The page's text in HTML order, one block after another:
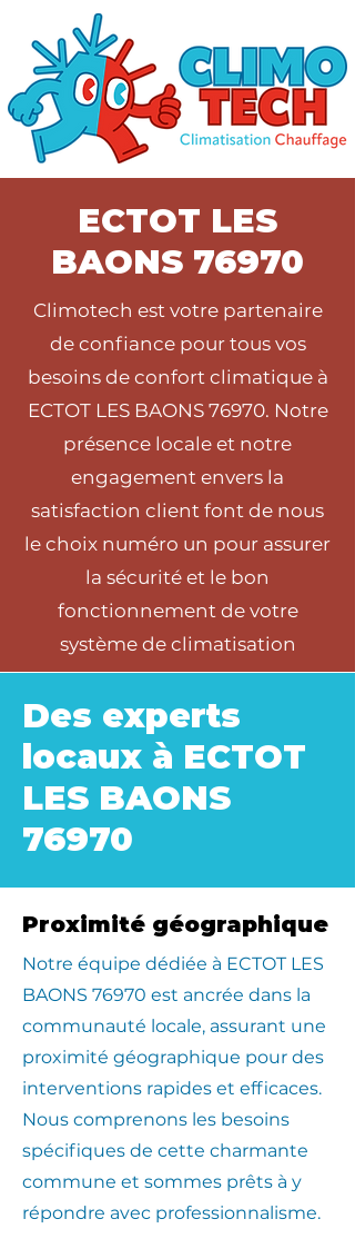
ECTOT LES
BAONS 76970
Climotech est votre partenaire
de confiance pour tous vos
besoins de confort climatique à
ECTOT LES BAONS 76970. Notre
présence locale et notre
engagement envers la
satisfaction client font de nous
le choix numéro un pour assurer
la sécurité et le bon
fonctionnement de votre
système de climatisation
Des experts
locaux à ECTOT
LES BAONS
76970
Proximité géographique
​Notre équipe dédiée à ECTOT LES
BAONS 76970 est ancrée dans la
communauté locale, assurant une
proximité géographique pour des
interventions rapides et efficaces.
Nous comprenons les besoins
spécifiques de cette charmante
commune et sommes prêts à y
répondre avec professionnalisme.